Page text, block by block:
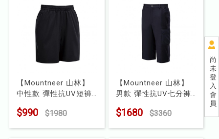
尚
未
登
入
會
員
睡眠系統
器材裝備
兒童
【Mountneer 山林】
中性款 彈性抗UV短褲
型號 : 41S60
$990 $1980
【Mountneer 山林】
男款 彈性抗UV七分褲
型號 : 41S61
$1680 $3360